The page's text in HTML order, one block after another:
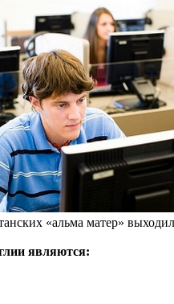
«альма матер»
являются: